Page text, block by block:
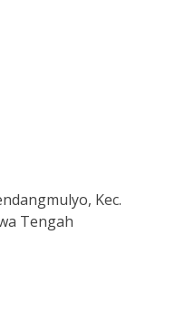
Kec.
Tengah